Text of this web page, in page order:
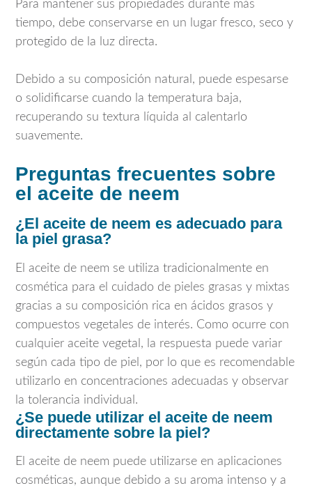
Para mantener sus propiedades durante más
tiempo, debe conservarse en un lugar fresco, seco y
protegido de la luz directa.
Debido a su composición natural, puede espesarse
o solidificarse cuando la temperatura baja,
recuperando su textura líquida al calentarlo
suavemente.
Preguntas frecuentes sobre
el aceite de neem
¿El aceite de neem es adecuado para
la piel grasa?
El aceite de neem se utiliza tradicionalmente en
cosmética para el cuidado de pieles grasas y mixtas
gracias a su composición rica en ácidos grasos y
compuestos vegetales de interés. Como ocurre con
cualquier aceite vegetal, la respuesta puede variar
según cada tipo de piel, por lo que es recomendable
utilizarlo en concentraciones adecuadas y observar
la tolerancia individual.
¿Se puede utilizar el aceite de neem
directamente sobre la piel?
El aceite de neem puede utilizarse en aplicaciones
cosméticas, aunque debido a su aroma intenso y a